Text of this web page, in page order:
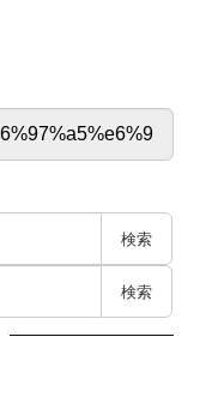
検索
検索